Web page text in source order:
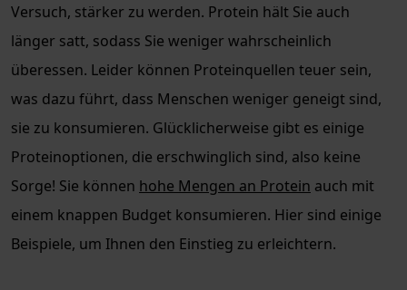
Versuch, stärker zu werden. Protein hält Sie auch
länger satt, sodass Sie weniger wahrscheinlich
überessen. Leider können Proteinquellen teuer sein,
was dazu führt, dass Menschen weniger geneigt sind,
sie zu konsumieren. Glücklicherweise gibt es einige
Proteinoptionen, die erschwinglich sind, also keine
Sorge! Sie können hohe Mengen an Protein auch mit
einem knappen Budget konsumieren. Hier sind einige
Beispiele, um Ihnen den Einstieg zu erleichtern.